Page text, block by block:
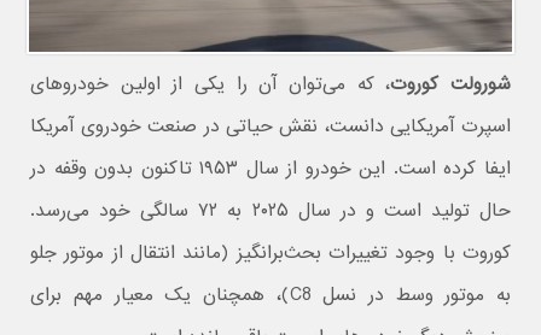
شورولت کوروت، که می‌توان آن را یکی از اولین خودروهای
اسپرت آمریکایی دانست، نقش حیاتی در صنعت خودروی آمریکا
ایفا کرده است. این خودرو از سال ۱۹۵۳ تاکنون بدون وقفه در
حال تولید است و در سال ۲۰۲۵ به ۷۲ سالگی خود می‌رسد.
کوروت با وجود تغییرات بحث‌برانگیز (مانند انتقال از موتور جلو
به موتور وسط در نسل C8)، همچنان یک معیار مهم برای